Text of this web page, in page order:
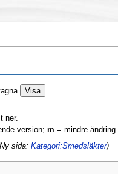
ner.
version; m = mindre ändring.
sida: Kategori:Smedsläkter)